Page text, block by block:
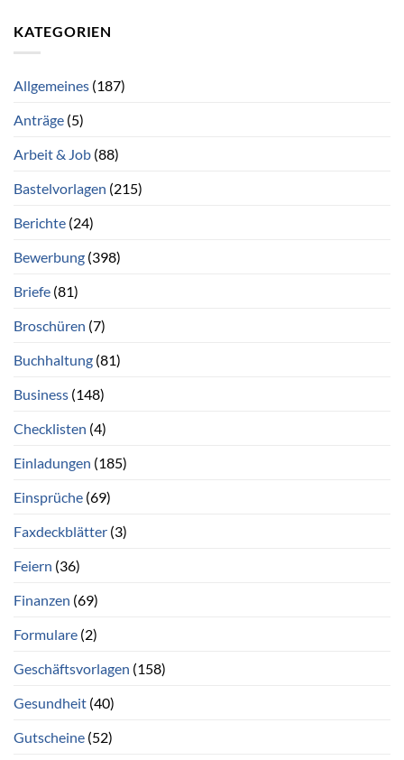
KATEGORIEN
Allgemeines (187)
Anträge (5)
Arbeit & Job (88)
Bastelvorlagen (215)
Berichte (24)
Bewerbung (398)
Briefe (81)
Broschüren (7)
Buchhaltung (81)
Business (148)
Checklisten (4)
Einladungen (185)
Einsprüche (69)
Faxdeckblätter (3)
Feiern (36)
Finanzen (69)
Formulare (2)
Geschäftsvorlagen (158)
Gesundheit (40)
Gutscheine (52)